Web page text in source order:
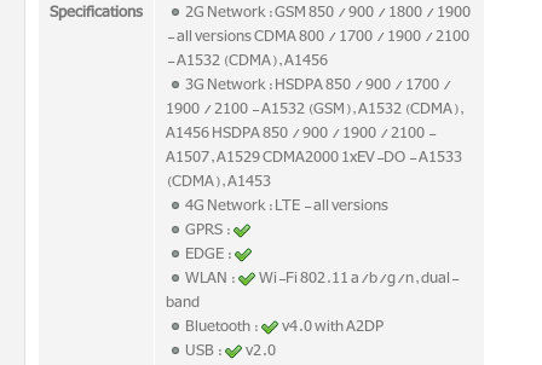
Specifications
2G Network : GSM 850 / 900 / 1800 / 1900
- all versions CDMA 800 / 1700 / 1900 / 2100
- A1532 (CDMA), A1456
3G Network : HSDPA 850 / 900 / 1700 /
1900 / 2100 - A1532 (GSM), A1532 (CDMA),
A1456 HSDPA 850 / 900 / 1900 / 2100 -
A1507, A1529 CDMA2000 1xEV-DO - A1533
(CDMA), A1453
4G Network : LTE - all versions
GPRS :
EDGE :
WLAN :
Wi-Fi 802.11 a/b/g/n, dual-
band
Bluetooth :
v4.0 with A2DP
USB :
v2.0